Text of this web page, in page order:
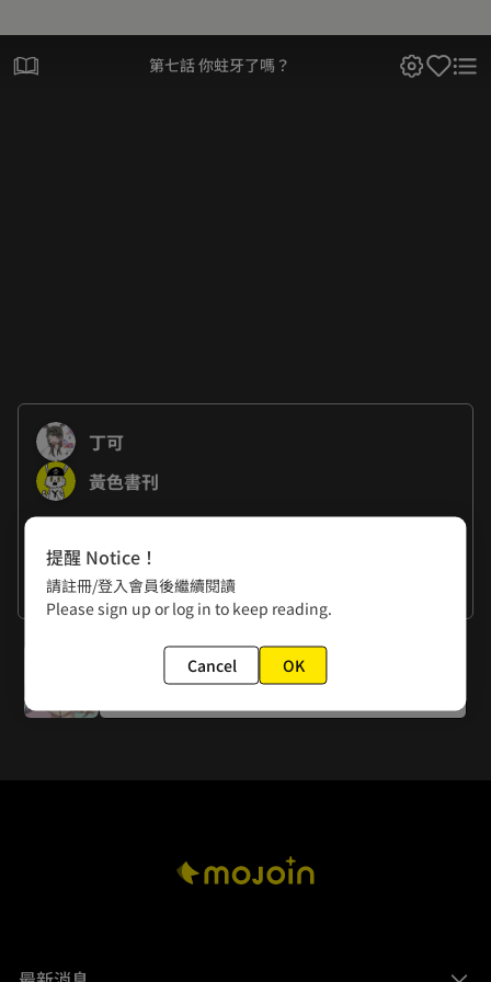
第七話 你蛀牙了嗎？
丁可
黃色書刊
丁可：我還沒去拔智齒。太可怕了。
黃色書刊：我也是。
看更多
提醒 Notice！
請註冊/登入會員後繼續閱讀
Please sign up or log in to keep reading.
Cancel OK